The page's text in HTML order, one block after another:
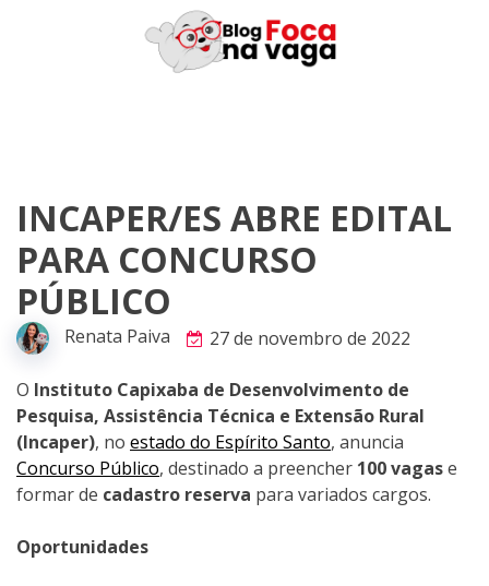
INCAPER/ES ABRE EDITAL
PARA CONCURSO
PÚBLICO
Renata Paiva 27 de novembro de 2022
O Instituto Capixaba de Desenvolvimento de
Pesquisa, Assistência Técnica e Extensão Rural
(Incaper), no estado do Espírito Santo, anuncia
Concurso Público, destinado a preencher 100 vagase
formar de cadastro reserva para variados cargos.
Oportunidades